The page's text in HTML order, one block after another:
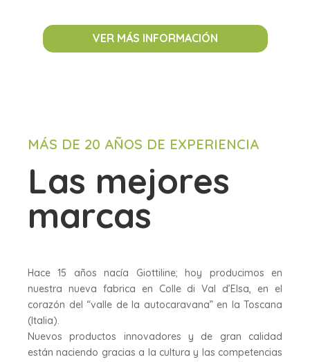
VER MÁS INFORMACIÓN
MÁS DE 20 AÑOS DE EXPERIENCIA
Las mejores
marcas
Hace 15 años nacía Giottiline; hoy producimos en
nuestra nueva fabrica en Colle di Val d’Elsa, en el
corazón del “valle de la autocaravana” en la Toscana
(Italia).
Nuevos productos innovadores y de gran calidad
están naciendo gracias a la cultura y las competencias